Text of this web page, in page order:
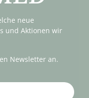
neue
und Aktionen wir
Newsletter an.